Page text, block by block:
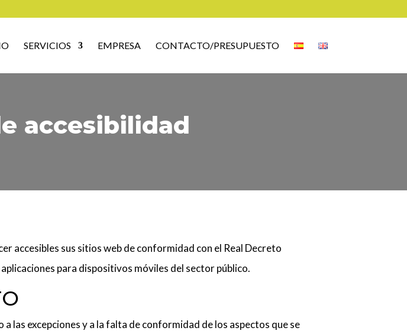
SERVICIOS EMPRESA CONTACTO/PRESUPUESTO
accesibilidad
accesibles sus sitios web de conformidad con el Real Decreto
para dispositivos móviles del sector público.
a las excepciones y a la falta de conformidad de los aspectos que se